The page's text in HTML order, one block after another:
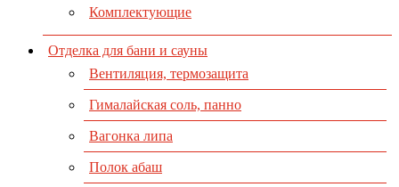
Комплектующие
Отделка для бани и сауны
Вентиляция, термозащита
Гималайская соль, панно
Вагонка липа
Полок абаш